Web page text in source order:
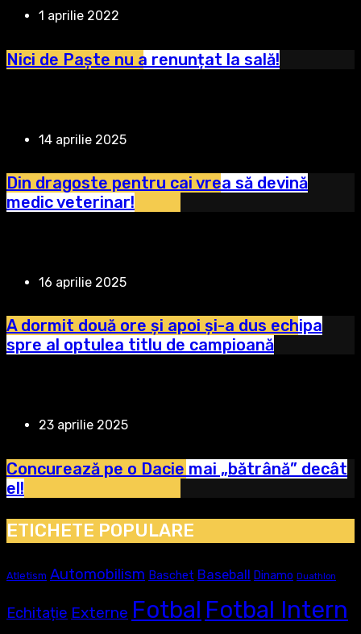
1 aprilie 2022
Nici de Paște nu a renunțat la sală!
14 aprilie 2025
Din dragoste pentru cai vrea să devină
medic veterinar!
16 aprilie 2025
A dormit două ore și apoi și-a dus echipa
spre al optulea titlu de campioană
23 aprilie 2025
Concurează pe o Dacie mai „bătrână” decât
el!
ETICHETE POPULARE
Atletism Automobilism Baschet Baseball Dinamo Duathlon
Echitație Externe Fotbal Fotbal Intern